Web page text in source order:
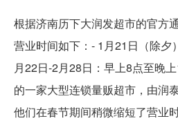
根据济南历下大润发超市的官方
营业时间如下：- 1月21日（除夕
月22日-2月28日：早上8点至晚
的一家大型连锁量贩超市，由润
他们在春节期间稍微缩短了营业